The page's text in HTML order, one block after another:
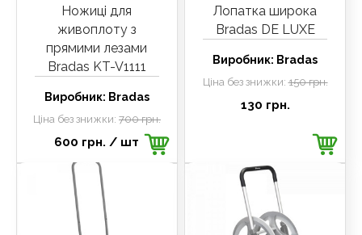
Ножиці для
живоплоту з
прямими лезами
Bradas KT-V1111
Виробник: Bradas
Ціна без знижки: 700 грн.
600 грн. / шт
Лопатка широка
Bradas DE LUXE
Виробник: Bradas
Ціна без знижки:150 грн.
130 грн.